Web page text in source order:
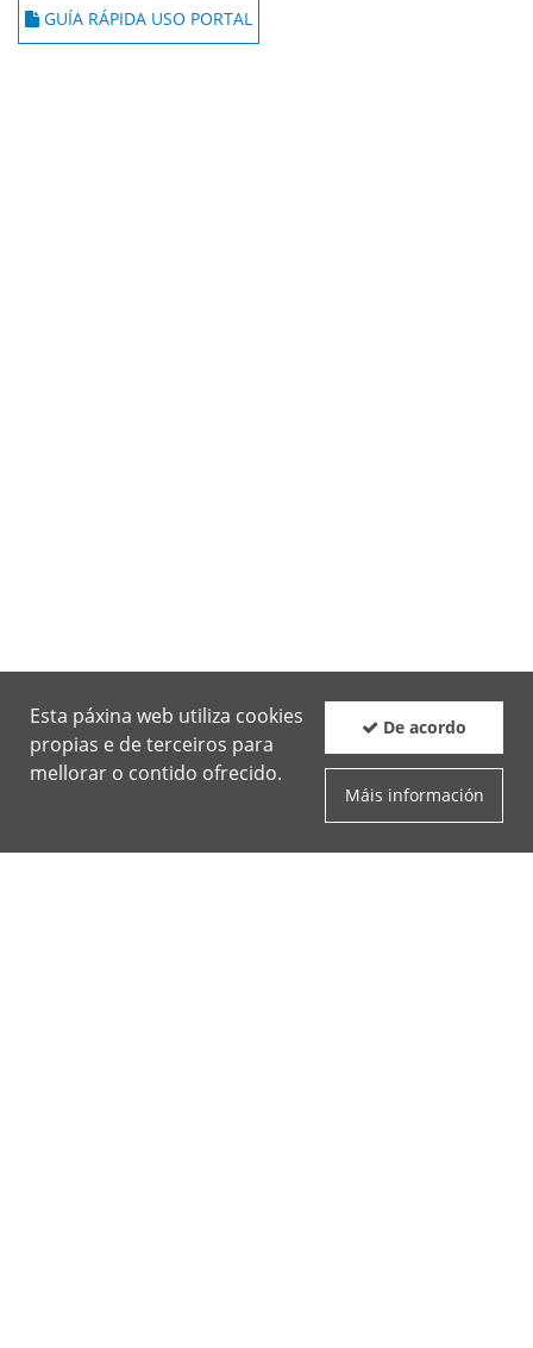
Esta páxina web utiliza cookies
propias e de terceiros para
mellorar o contido ofrecido.
De acordo
Máis información
GUÍA RÁPIDA USO PORTAL